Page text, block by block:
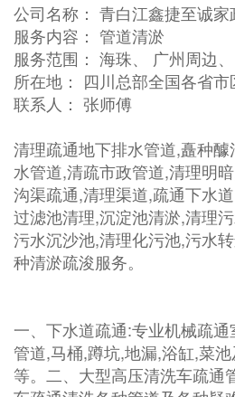
公司名称： 青白江鑫捷至诚家
服务内容： 管道清淤
服务范围： 海珠、 广州周边
所在地： 四川总部全国各省
联系人： 张师傅
清理疏通地下排水管道,矗种
水管道,清疏市政管道,清理明
沟渠疏通,清理渠道,疏通下水
过滤池清理,沉淀池清淤,清理
污水沉沙池,清理化污池,污水
种清淤疏浚服务。
一、下水道疏通:专业机械疏
管道,马桶,蹲坑,地漏,浴缸,菜
等。二、大型高压清洗车疏通